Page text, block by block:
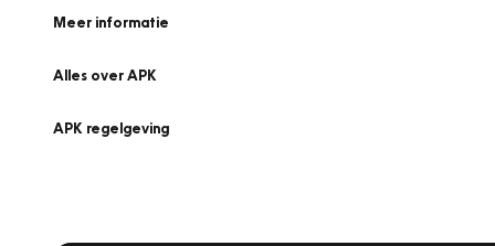
Meer informatie
Alles over APK
APK regelgeving